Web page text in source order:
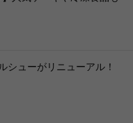
シューがリニューアル！